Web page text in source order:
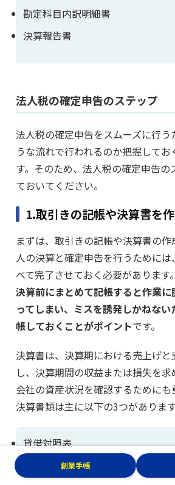
勘定科目内訳明細書
決算報告書
法人税の確定申告のステップ
法人税の確定申告をスムーズに行う
うな流れで行われるのか把握して
す。そのため、法人税の確定申告の
ておいてください。
1.取引きの記帳や決算書を
まずは、取引きの記帳や決算書の作
人の決算と確定申告を行うために
べて完了させておく必要があります。
決算前にまとめて記帳すると作業
ってしまい、ミスを誘発しかねな
帳しておくことがポイントです。
決算書は、決算期における売上げと
し、決算期間の収益または損失を求
会社の資産状況を確認するためにも
決算書類は主に以下の3つがあります
貸借対照表
損益計算書創業手帳